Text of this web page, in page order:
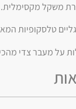
משקל מקסימלית.
טלסקופיות
על מעבר צדי